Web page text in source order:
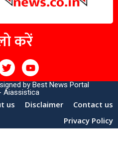
करें
by Best News Portal
Aiassistica
us Disclaimer
Contact us
Privacy Policy